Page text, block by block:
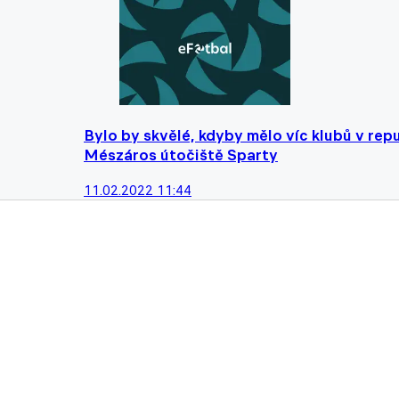
Bylo by skvělé, kdyby mělo víc klubů v
Mészáros útočiště Sparty
11.02.2022 11:44